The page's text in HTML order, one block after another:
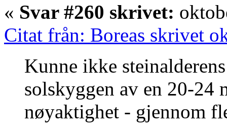
« Svar #260 skrivet:
Citat från: Boreas skrivet
Kunne ikke
solskyggen av en 20-24
nøyaktighet - gjennom